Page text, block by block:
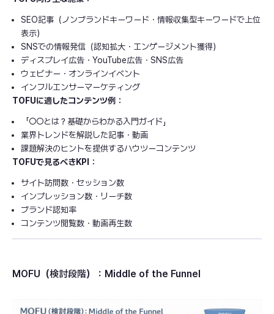
SEO記事（ノンブランドキーワード・情報収集型キーワードで上位
表示）
SNSでの情報発信（認知拡大・エンゲージメント獲得）
ディスプレイ広告・YouTube広告・SNS広告
ウェビナー・オンラインイベント
インフルエンサーマーケティング
TOFUに適したコンテンツ例：
「○○とは？基礎からわかる入門ガイド」
業界トレンドを解説した記事・動画
課題解決のヒントを提供するハウツーコンテンツ
TOFUで見るべきKPI：
サイト訪問数・セッション数
インプレッション数・リーチ数
ブランド認知率
コンテンツ閲覧数・動画再生数
MOFU（検討段階）：Middle of the Funnel